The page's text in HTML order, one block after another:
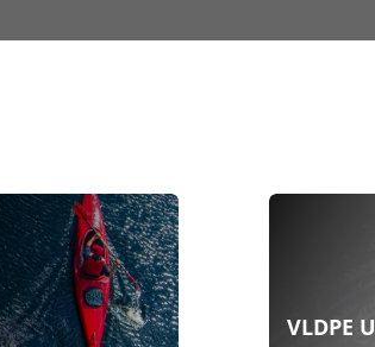
VLDPE